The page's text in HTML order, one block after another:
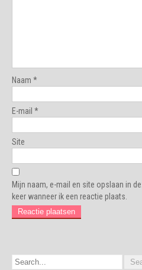
Naam *
E-mail *
Site
Mijn naam, e-mail en site opslaan in
keer wanneer ik een reactie plaats.